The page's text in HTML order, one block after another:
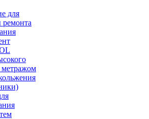
для
ремонта
метражом